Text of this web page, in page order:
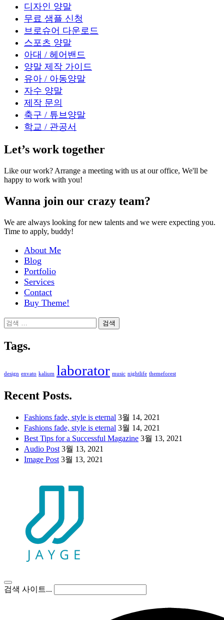
디자인 양말
무료 샘플 신청
브로슈어 다운로드
스포츠 양말
아대 / 헤어밴드
양말 제작 가이드
유아 / 아동양말
자수 양말
제작 문의
축구 / 튜브양말
학교 / 관공서
Let’s work together
Like our work? Arrange a meeting with us at our office, We'll be
happy to work with you!
Wanna join our crazy team?
We are always looking for new talents and we were expecting you.
Time to apply, buddy!
About Me
Blog
Portfolio
Services
Contact
Buy Theme!
검
Tags.
design envato kalium laborator music nightlife themeforest
Recent Posts.
Fashions fade, style is eternal 3월 14, 2021
Fashions fade, style is eternal 3월 14, 2021
Best Tips for a Successful Magazine 3월 13, 2021
Audio Post 3월 13, 2021
Image Post 3월 13, 2021
검색 사이트...